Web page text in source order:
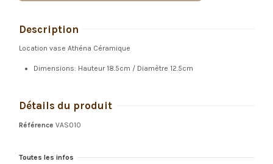
Description
Location vase Athéna Céramique
Dimensions: Hauteur 18.5cm / Diamètre 12.5cm
Détails du produit
Référence VAS010
Toutes les infos